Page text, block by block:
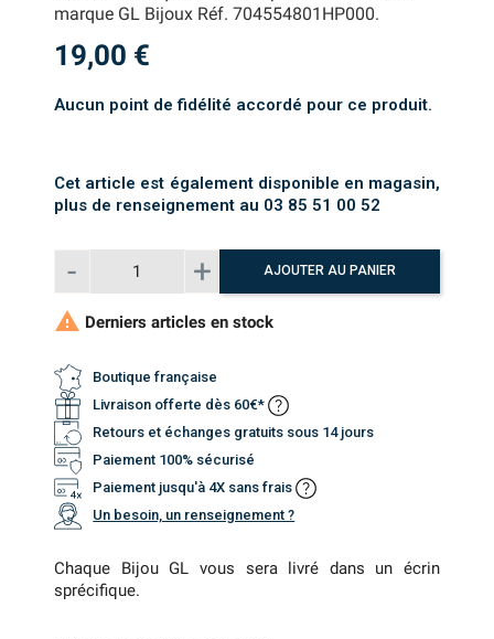
marque GL Bijoux Réf. 704554801HP000.
19,00 €
Aucun point de fidélité accordé pour ce produit.
Cet article est également disponible en magasin,
plus de renseignement au 03 85 51 00 52
AJOUTER AU PANIER
 Derniers articles en stock
Boutique française
Livraison offerte dès 60€*
Retours et échanges gratuits sous 14 jours
Paiement 100% sécurisé
Paiement jusqu'à 4X sans frais
Un besoin, un renseignement ?
Chaque Bijou GL vous sera livré dans un écrin
sprécifique.